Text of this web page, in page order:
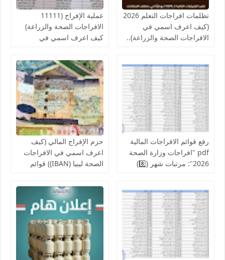
تظلمات افراجات التعلم 2026
(كيف اعرف اسمي في
الافراجات الصحة والزراعة)..
الصحة ومراقبات التعليم
عملية الإفراج (11111
الافراجات الصحة والزراعة)
كيف اعرف اسمي في
لإنجاز الإفراج المالي عن
رواتب الموظفين لشهر
أغسطس
رفع قوائم الافراجات المالية
pdf "افراجات وزارة الصحة
2026": مرتبات شهر (8️⃣)
الوطني للبحوث الطبية
والكليات التقنية والمعاهد
حزم الإفراج المالي (كيف
اعرف اسمي في الافراجات
الصحة ليبيا (IBAN)) قوائم
الخدمات المالية الحجر
الزراعي ,جهاز حرس المنشآت
النفطية,جامعة المرقب, فزان,
الزنتان, الجفارة